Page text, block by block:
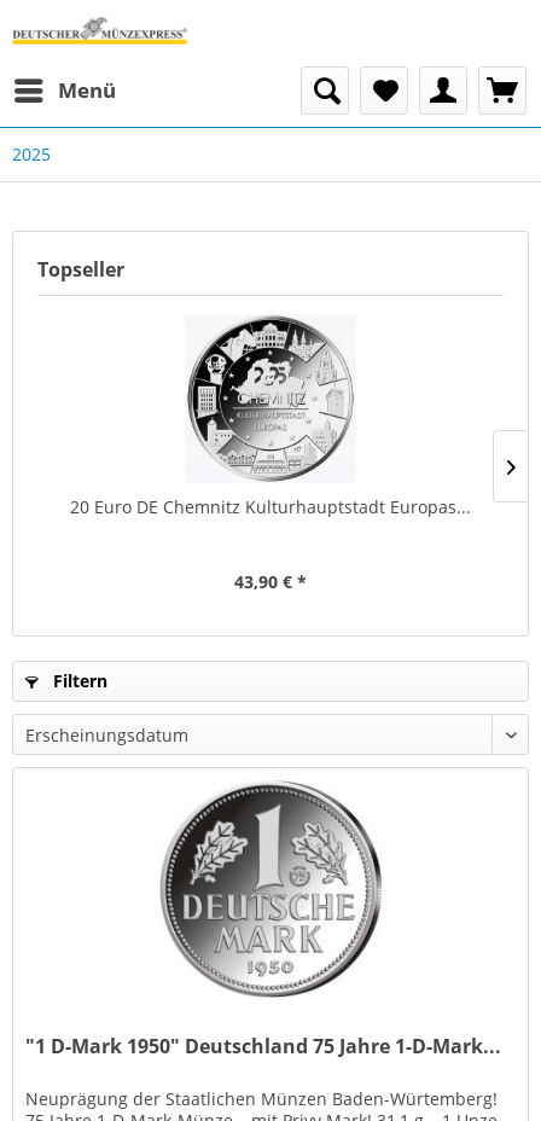
Menü
2025
Topseller
20 Euro DE Chemnitz Kulturhauptstadt Europas...
43,90 € *
Filtern
"1 D-Mark 1950" Deutschland 75 Jahre 1-D-Mark...
Neuprägung der Staatlichen Münzen Baden-Würtemberg!